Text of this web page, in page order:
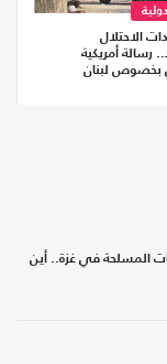
الاحتلال
رسالة أمريكية
بخصوص لبنان
المسلحة في غزة.. أين